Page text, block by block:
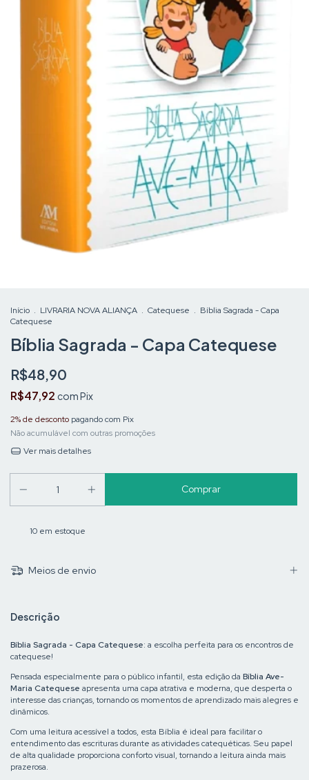
Início . LIVRARIA NOVA ALIANÇA . Catequese . Bíblia Sagrada - Capa
Catequese
Bíblia Sagrada - Capa Catequese
R$48,90
R$47,92 comPix
2% de desconto pagando com Pix
Não acumulável com outras promoções
Ver mais detalhes
10 em estoque
Meios de envio
Descrição
Bíblia Sagrada - Capa Catequese: a escolha perfeita para os encontros de
catequese!
Pensada especialmente para o público infantil, esta edição da Bíblia Ave-
Maria Catequese apresenta uma capa atrativa e moderna, que desperta o
interesse das crianças, tornando os momentos de aprendizado mais alegres e
dinâmicos.
Com uma leitura acessível a todos, esta Bíblia é ideal para facilitar o
entendimento das escrituras durante as atividades catequéticas. Seu papel
de alta qualidade proporciona conforto visual, tornando a leitura ainda mais
prazerosa.